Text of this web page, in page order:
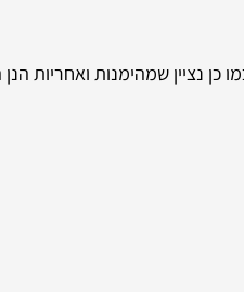
כן נציין שמהימנות ואחריות